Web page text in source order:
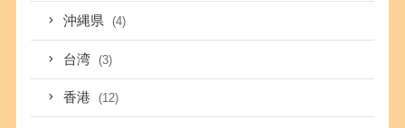
沖縄県 (4)
台湾 (3)
香港 (12)